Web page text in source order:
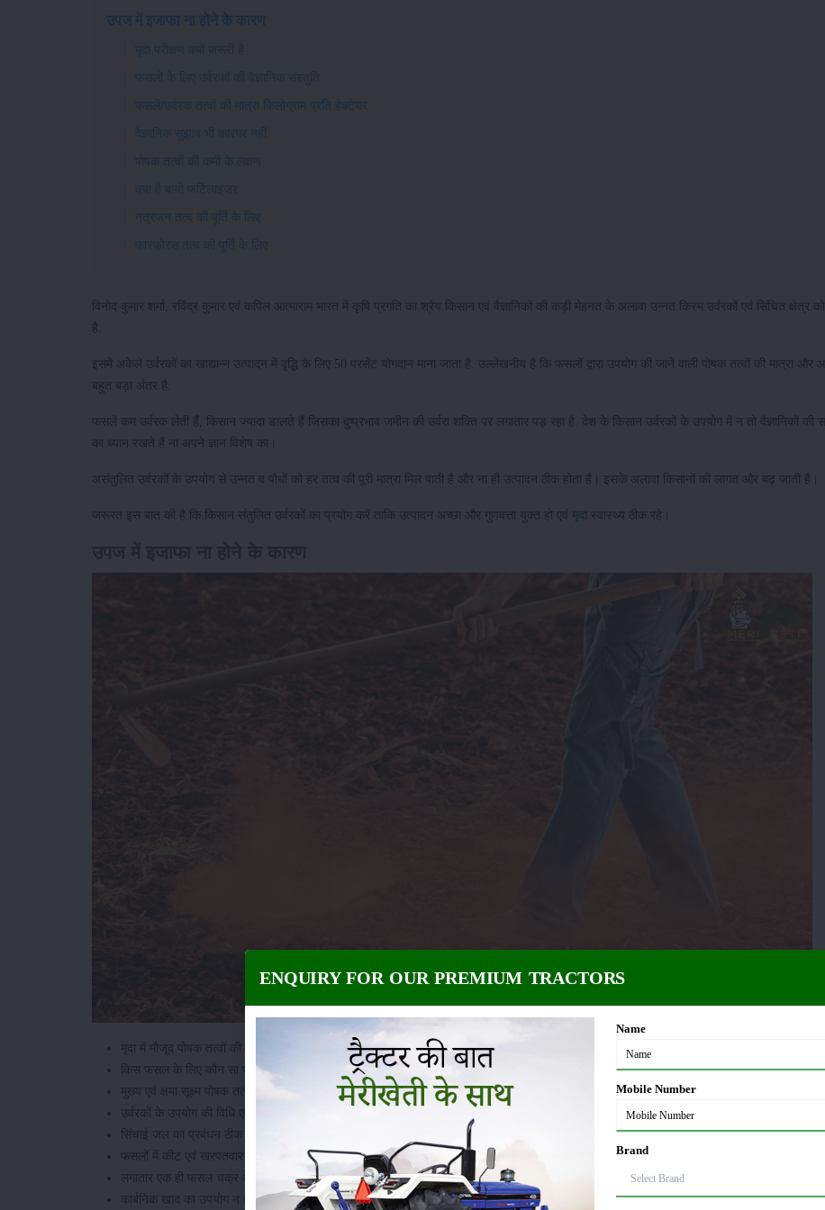
उपज में इजाफा ना होने के कारण
मृदा परीक्षण क्यों जरूरी है
फसलों के लिए उर्वरकों की वैज्ञानिक संस्तुति
फसलें/उर्वरक तत्वों की मात्रा किलोग्राम प्रति हेक्टेयर
वैज्ञानिक सुझाव भी कारगर नहीं
पोषक तत्वों की कमी के लक्षण
क्या है बायो फर्टिलाइजर
नत्रजन तत्व की पूर्ति के लिए
फास्फोरस तत्व की पूर्ति के लिए
विनोद कुमार शर्मा, रविंद्र कुमार एवं कपिल आत्माराम भारत में कृषि प्रगति का श्रेय किसान एवं वैज्ञानिकों की कड़ी मेहनत के अलावा उन्नत किस्म उर्वरकों एवं सिंचित क्षेत्र
है.
इसमें अकेले उर्वरकों का खाद्यान्न उत्पादन में वृद्धि के लिए 50 परसेंट योगदान माना जाता है. उल्लेखनीय है कि फसलों द्वारा उपयोग की जाने वाली पोषक तत्वों की मात्रा और
बहुत बड़ा अंतर है.
फसलें कम उर्वरक लेती हैंं, किसान ज्यादा डालते हैं जिसका दुष्प्रभाव जमीन की उर्वरा शक्ति पर लगातार पड़ रहा है. देश के किसान उर्वरकों के उपयोग में न तो वैज्ञानिकों की
का ध्यान रखते हैं ना अपने ज्ञान विशेष का।
असंतुलित उर्वरकों के उपयोग से उन्नत व पौधों को हर तत्व की पूरी मात्रा मिल पाती है और ना ही उत्पादन ठीक होता है। इसके अलावा किसानों की लागत और बढ़ जाती है।
जरूरत इस बात की है कि किसान संतुलित उर्वरकों का प्रयोग करें ताकि उत्पादन अच्छा और गुणवत्ता युक्त हो एवं मृदा स्वास्थ्य ठीक रहे।
मृदा में मौजूद पोषक तत्वों की सही जानकारी का अभाव रहता है।
किस फसल के लिए कौन सा पोषक तत्व जरूरी है इसका ज्ञान ना होना।
मुख्य एवं क्षमा सूक्ष्म पोषक तत्वों के विषय में जानकारी ना होना।
उर्वरकों के उपयोग की विधि एवं समय कर सही निर्धारण न होना।
सिंचाई जल का प्रबंधन ठीक ना होना।
फसलों में कीट एवं खरपतवार प्रबंधन समय से ना होना।
लगातार एक ही फसल चक्र अपनाना।
कार्बनिक खाद का उपयोग न करने से रासायनिक खादों से भी उपज में ठीक वृद्धि ना होना।
ENQUIRY FOR OUR PREMIUM TRACTORS
Name
Mobile Number
Brand